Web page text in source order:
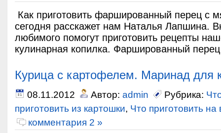
Как приготовить фаршированный перец с
сегодня расскажет нам Наталья Лапшина.
любимого помогут приготовить рецепты
кулинарная копилка. Фаршированный
Курица с картофелем. Маринад для
08.11.2012 Автор: admin Рубрика:
приготовить из картошки, Что приготовить на
комментария 2 »